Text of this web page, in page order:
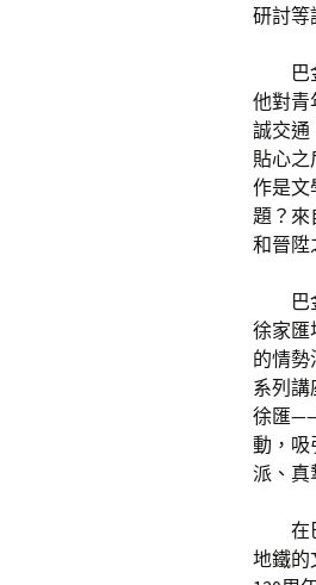
研討等
他對青
誠交通
貼心之
作是文
題？來
和晉陞
徐家匯
的情勢
系列講
徐匯
動，吸
派、真
在
地鐵的